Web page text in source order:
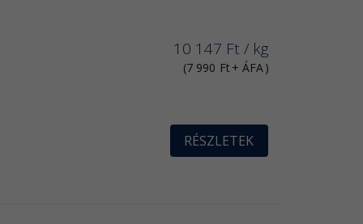
10 147 Ft / kg
(7 990 Ft + ÁFA)
RÉSZLETEK
tudja